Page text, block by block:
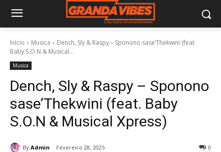
Início Musica
Dench, Sly & Raspy – Sponono sase’Thekwini (feat.
Baby S.O.N & Musical...
Musica
Dench, Sly & Raspy – Sponono
sase’Thekwini (feat. Baby
S.O.N & Musical Xpress)
By Admin Fevereiro 28, 2025 0